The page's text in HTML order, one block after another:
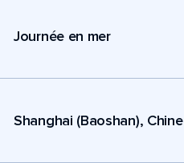
Journée en mer
Shanghai (Baoshan), Chine